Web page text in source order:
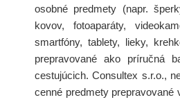
osobné predmety (napr.
kovov, fotoaparáty,
smartfóny, tablety, lieky,
prepravované ako príručná
cestujúcich. Consultex s.r.o.,
cenné predmety prepravované